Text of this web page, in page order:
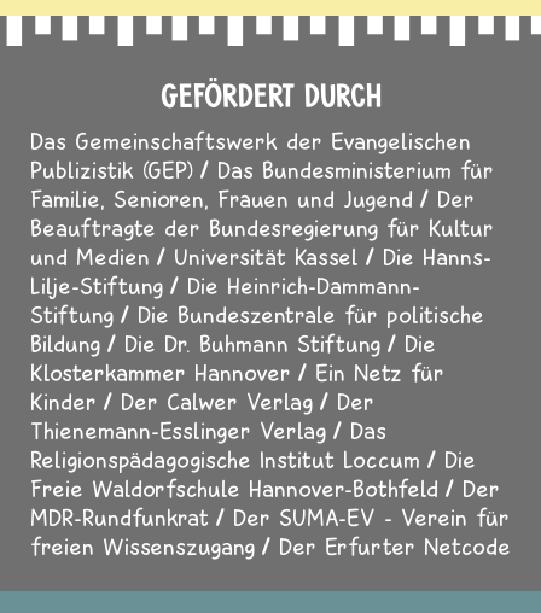
GEFÖRDERT DURCH
Das Gemeinschaftswerk der Evangelischen
Publizistik (GEP)
Das Bundesministerium für
Familie, Senioren, Frauen und Jugend
Der
Beauftragte der Bundesregierung für Kultur
und Medien
Universität Kassel
Die Hanns-
Lilje-Stiftung
Die Heinrich-Dammann-
Stiftung
Die Bundeszentrale für politische
Bildung
Die Dr. Buhmann Stiftung
Die
Klosterkammer Hannover
Ein Netz für
Kinder
Der Calwer Verlag
Der
Thienemann-Esslinger Verlag
Das
Religionspädagogische Institut Loccum
Die
Freie Waldorfschule Hannover-Bothfeld
Der
MDR-Rundfunkrat
Der SUMA-EV - Verein für
freien Wissenszugang
Der Erfurter Netcode